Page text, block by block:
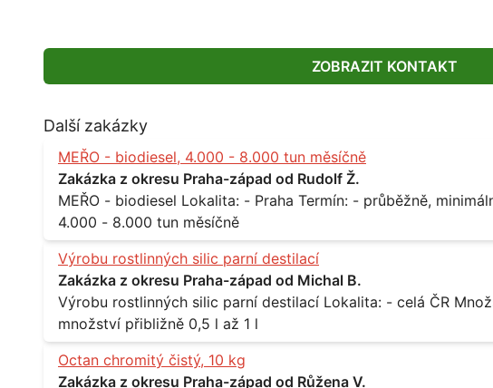
ZOBRAZIT KONTAKT
Další zakázky
MEŘO - biodiesel, 4.000 - 8.000 tun měsíčně
Zakázka z okresu Praha-západ od Rudolf Ž.
MEŘO - biodiesel Lokalita: - Praha Termín: - průběžně, minimálně roční kontrakt Množství: -
4.000 - 8.000 tun měsíčně
Výrobu rostlinných silic parní destilací
Zakázka z okresu Praha-západ od Michal B.
Výrobu rostlinných silic parní destilací Lokalita: - celá ČR Množství: - pravidelné odběry v
množství přibližně 0,5 l až 1 l
Octan chromitý čistý, 10 kg
Zakázka z okresu Praha-západ od Růžena V.